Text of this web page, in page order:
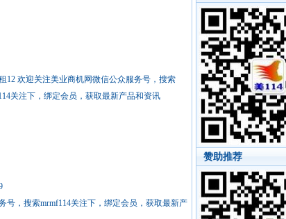
赞助推荐
12 欢迎关注美业商机网微信公众服务号，搜索
关注下，绑定会员，获取最新产品和资讯
号，搜索mrmf114关注下，绑定会员，获取最新产